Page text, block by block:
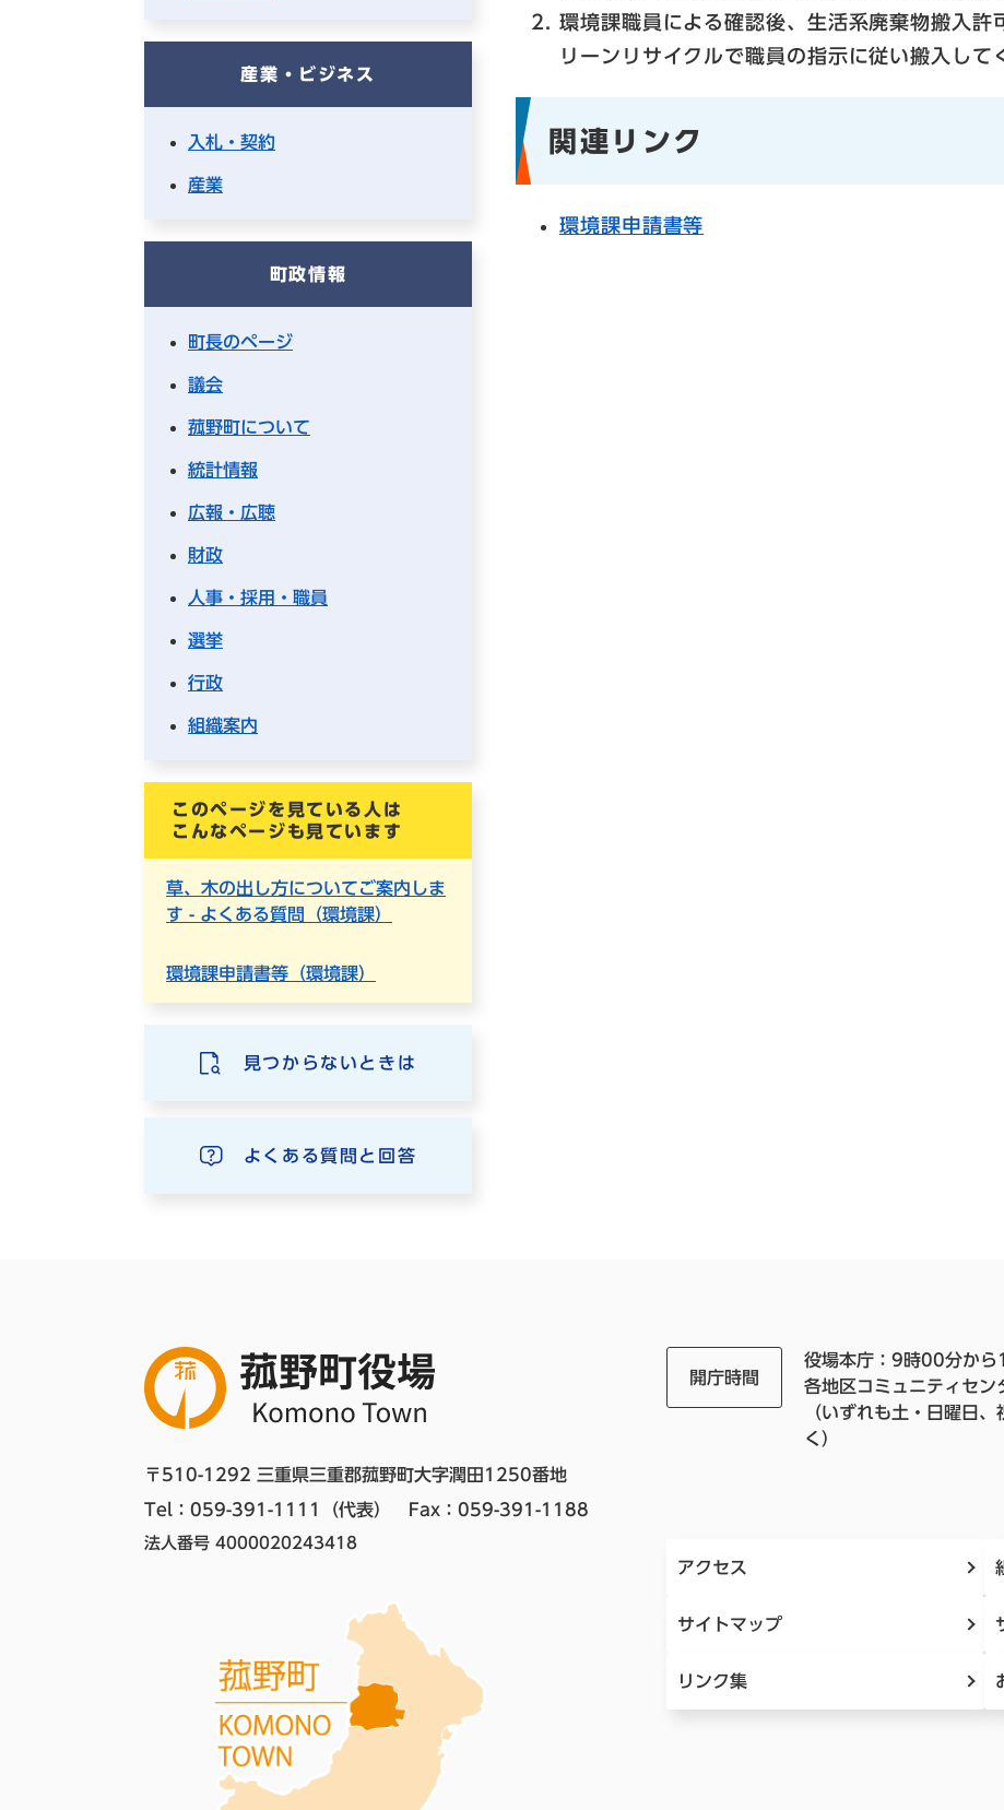
環境課職員による確認後、生活系廃棄物搬入許
リーンリサイクルで職員の指示に従い搬入して
関連リンク
環境課申請書等
産業・ビジネス
入札・契約
産業
町政情報
町長のページ
議会
菰野町について
統計情報
広報・広聴
財政
人事・採用・職員
選挙
行政
組織案内
このページを見ている人は
こんなページも見ています
草、木の出し方についてご案内しま
す - よくある質問（環境課）
環境課申請書等（環境課）
見つからないときは
よくある質問と回答
〒510-1292 三重県三重郡菰野町大字潤田1250番地
Tel：059-391-1111（代表）
Fax：059-391-1188
法人番号 4000020243418
開庁時間
役場本庁：9時00分か
各地区コミュニティセ
（いずれも土・日曜日
く）
アクセス
サイトマップ
リンク集